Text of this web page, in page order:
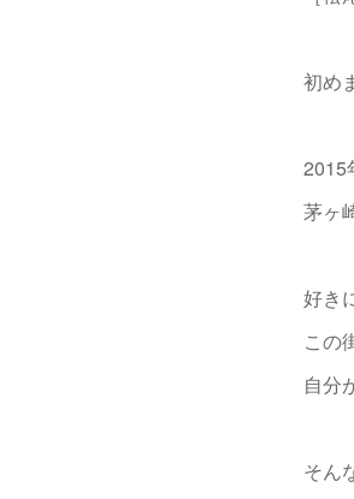
初め
2015
茅ヶ
好き
この
自分
そん